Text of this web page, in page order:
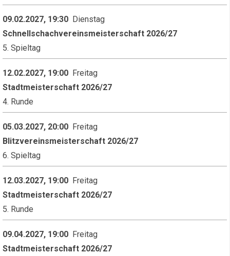
09.02.2027, 19:30 Dienstag
Schnellschachvereinsmeisterschaft 2026/27
5. Spieltag
12.02.2027, 19:00 Freitag
Stadtmeisterschaft 2026/27
4. Runde
05.03.2027, 20:00 Freitag
Blitzvereinsmeisterschaft 2026/27
6. Spieltag
12.03.2027, 19:00 Freitag
Stadtmeisterschaft 2026/27
5. Runde
09.04.2027, 19:00 Freitag
Stadtmeisterschaft 2026/27